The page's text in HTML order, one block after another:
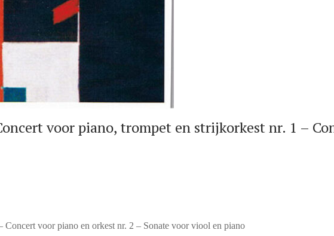
voor piano, trompet en strijkorkest nr. 1 –
voor piano en orkest nr. 2 – Sonate voor viool en piano